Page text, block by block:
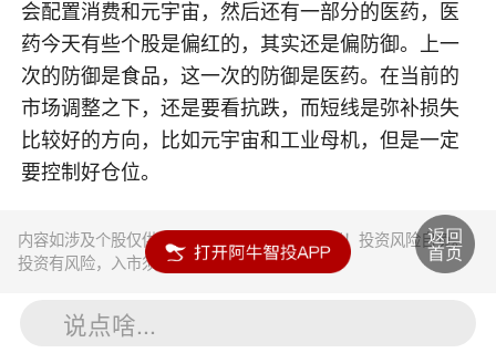
会配置消费和元宇宙，然后还有一部分的医药，医
药今天有些个股是偏红的，其实还是偏防御。上一
次的防御是食品，这一次的防御是医药。在当前的
市场调整之下，还是要看抗跌，而短线是弥补损失
比较好的方向，比如元宇宙和工业母机，但是一定
要控制好仓位。
内容如涉及个股仅供参考，不构成任何投资建议！投资风险自负。
投资有风险，入市须谨慎。
说点啥...